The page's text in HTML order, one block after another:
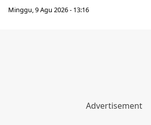
Minggu, 9 Agu 2026 - 13:16